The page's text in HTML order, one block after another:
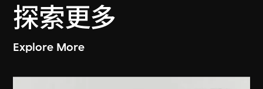
探索更多
Explore More